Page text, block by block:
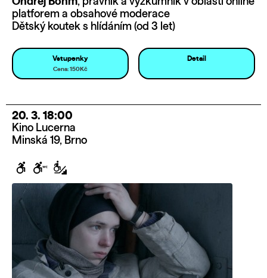
platforem a obsahové moderace
Dětský koutek s hlídáním (od 3 let)
Vstupenky
Cena: 150Kč
Detail
20. 3. 18:00
Kino Lucerna
Minská 19, Brno